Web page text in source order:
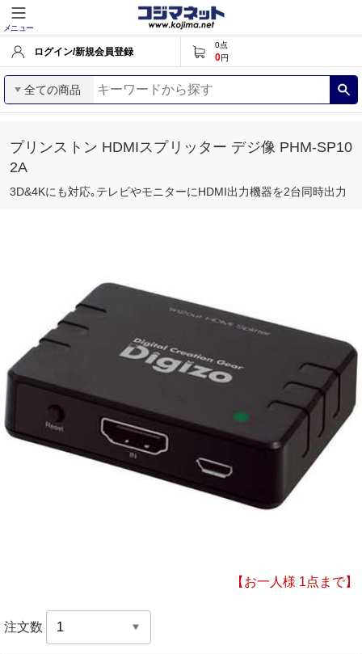
メニュー
ログイン/新規会員登録
0点
0円
全ての商品
プリンストン HDMIスプリッター デジ像 PHM-SP10
2A
3D&4Kにも対応｡テレビやモニターにHDMI出力機器を2台同時出力
【お一人様 1点まで】
注文数